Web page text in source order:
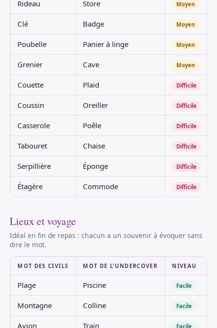
Rideau Store Moyen
Clé Badge Moyen
Poubelle Panier à linge Moyen
Grenier Cave Moyen
Couette Plaid Difficile
Coussin Oreiller Difficile
Casserole Poêle Difficile
Tabouret Chaise Difficile
Serpillière Éponge Difficile
Étagère Commode Difficile
Lieux et voyage
Idéal en fin de repas : chacun a un souvenir à évoquer sans
dire le mot.
MOT DES CIVILS MOT DE L'UNDERCOVER NIVEAU
Plage Piscine Facile
Montagne Colline Facile
Avion Train Facile